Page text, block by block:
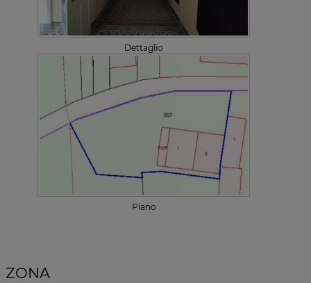
Dettaglio
Piano
ZONA